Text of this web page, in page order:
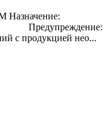
Назначение:
Предупреждение:
с продукцией нео...